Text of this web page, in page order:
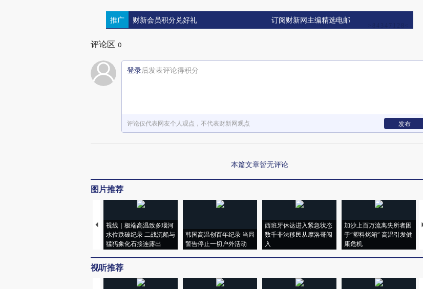
推广 财新会员积分兑好礼 订阅财新网主编精选电邮
评论区 0
登录后发表评论得积分
评论仅代表网友个人观点，不代表财新网观点 发布
本篇文章暂无评论
图片推荐
视线｜极端高温致多瑙河
水位跌破纪录 二战沉船与
猛犸象化石接连露出
韩国高温创百年纪录 当局
警告停止一切户外活动
西班牙休达进入紧急状态
数千非法移民从摩洛哥闯
入
加沙上百万流离失所者困
于“塑料烤箱” 高温引发健
康危机
视听推荐